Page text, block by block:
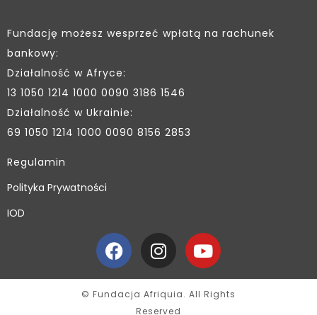
Fundację możesz wesprzeć wpłatą na rachunek
bankowy:
Działalność w Afryce:
13 1050 1214 1000 0090 3186 1546
Działalność w Ukrainie:
69 1050 1214 1000 0090 8156 2853
Regulamin
Polityka Prywatności
IOD
© Fundacja Afriquia. All Rights
Reserved